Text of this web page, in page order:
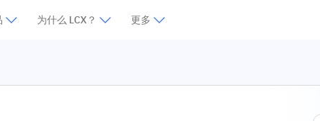
为什么 LCX？ 更多